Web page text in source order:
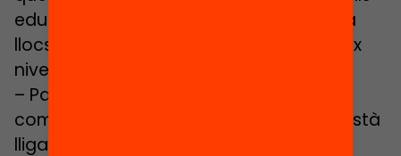
educatius elevats, sinó que hi ha massa
llocs de treball que requereixen d’un baix
nivell educatiu.
– Part del malbaratament de
competències en el mercat de treball està
lligada a l’